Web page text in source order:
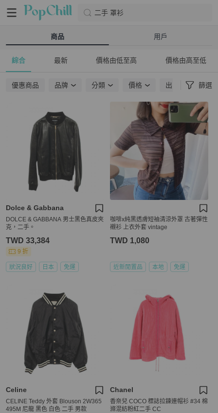
二手 罩衫
商品 用戶
綜合 最新 價格由低至高 價格由高至低
優惠商品 品牌 分類 價格 出貨地點 篩選
Dolce & Gabbana
DOLCE & GABBANA 男士黑色真皮夾
克，二手。
TWD 33,384
9 折
狀況良好 日本 免運
咖啡x純黑透膚短袖清涼外罩 古著彈性
襯衫 上衣外套 vintage
TWD 1,080
近新閒置品 本地 免運
Celine
CELINE Teddy 外套 Blouson 2W365
495M 尼龍 黑色 白色 二手 男款
Chanel
香奈兒 COCO 標誌拉鍊連帽衫 #34 棉
滌混紡粉紅二手 CC